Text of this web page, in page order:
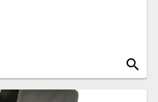
search